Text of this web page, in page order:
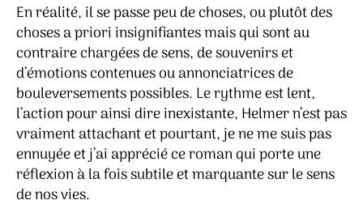
En réalité, il se passe peu de choses, ou plutôt des
choses a priori insignifiantes mais qui sont au
contraire chargées de sens, de souvenirs et
d’émotions contenues ou annonciatrices de
bouleversements possibles. Le rythme est lent,
l’action pour ainsi dire inexistante, Helmer n’est pas
vraiment attachant et pourtant, je ne me suis pas
ennuyée et j’ai apprécié ce roman qui porte une
réflexion à la fois subtile et marquante sur le sens
de nos vies.